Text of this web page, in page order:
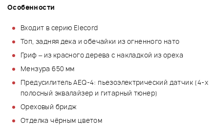
Особенности
Входит в серию Elecord
Топ, задняя дека и обечайки из огненного нато
Гриф – из красного дерева с накладкой из ореха
Мензура 650 мм
Предусилитель AEQ-4: пьезоэлектрический датчик (4-х
полосный эквалайзер и гитарный тюнер)
Ореховый бридж
Отделка чёрным цветом